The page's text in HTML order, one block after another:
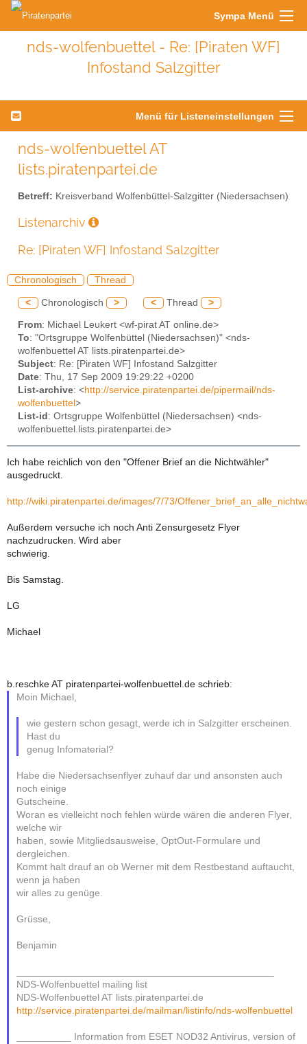
Sympa Menü
nds-wolfenbuettel - Re: [Piraten WF]
Infostand Salzgitter
Menü für Listeneinstellungen
nds-wolfenbuettel AT
lists.piratenpartei.de
Betreff: Kreisverband Wolfenbüttel-Salzgitter (Niedersachsen)
Listenarchiv
Re: [Piraten WF] Infostand Salzgitter
Chronologisch Thread
< Chronologisch > < Thread >
From: Michael Leukert <wf-pirat AT online.de>
To: "Ortsgruppe Wolfenbüttel (Niedersachsen)" <nds-
wolfenbuettel AT lists.piratenpartei.de>
Subject: Re: [Piraten WF] Infostand Salzgitter
Date: Thu, 17 Sep 2009 19:29:22 +0200
List-archive: <http://service.piratenpartei.de/pipermail/nds-
wolfenbuettel >
List-id : Ortsgruppe Wolfenbüttel (Niedersachsen) <nds-
wolfenbuettel.lists.piratenpartei.de>
Ich habe reichlich von den "Offener Brief an die Nichtwähler"
ausgedruckt.
http://wiki.piratenpartei.de/images/7/73/
Außerdem versuche ich noch Anti Zensurgesetz Flyer
nachzudrucken. Wird aber
schwierig.
Bis Samstag.
LG
Michael
b.reschke AT piratenpartei-wolfenbuettel.de schrieb:
Moin Michael,
wie gestern schon gesagt, werde ich in Salzgitter erscheinen.
Hast du
genug Infomaterial?
Habe die Niedersachsenflyer zuhauf dar und ansonsten auch
noch einige
Gutscheine.
Woran es vielleicht noch fehlen würde wären die anderen Flyer,
welche wir
haben, sowie Mitgliedsausweise, OptOut-Formulare und
dergleichen.
Kommt halt drauf an ob Werner mit dem Restbestand auftaucht,
wenn ja haben
wir alles zu genüge.
Grüsse,
Benjamin
NDS-Wolfenbuettel mailing list
NDS-Wolfenbuettel AT lists.piratenpartei.de
http://service.piratenpartei.de/mailman/listinfo/nds-wolfenbuettel
__________ Information from ESET NOD32 Antivirus, version of